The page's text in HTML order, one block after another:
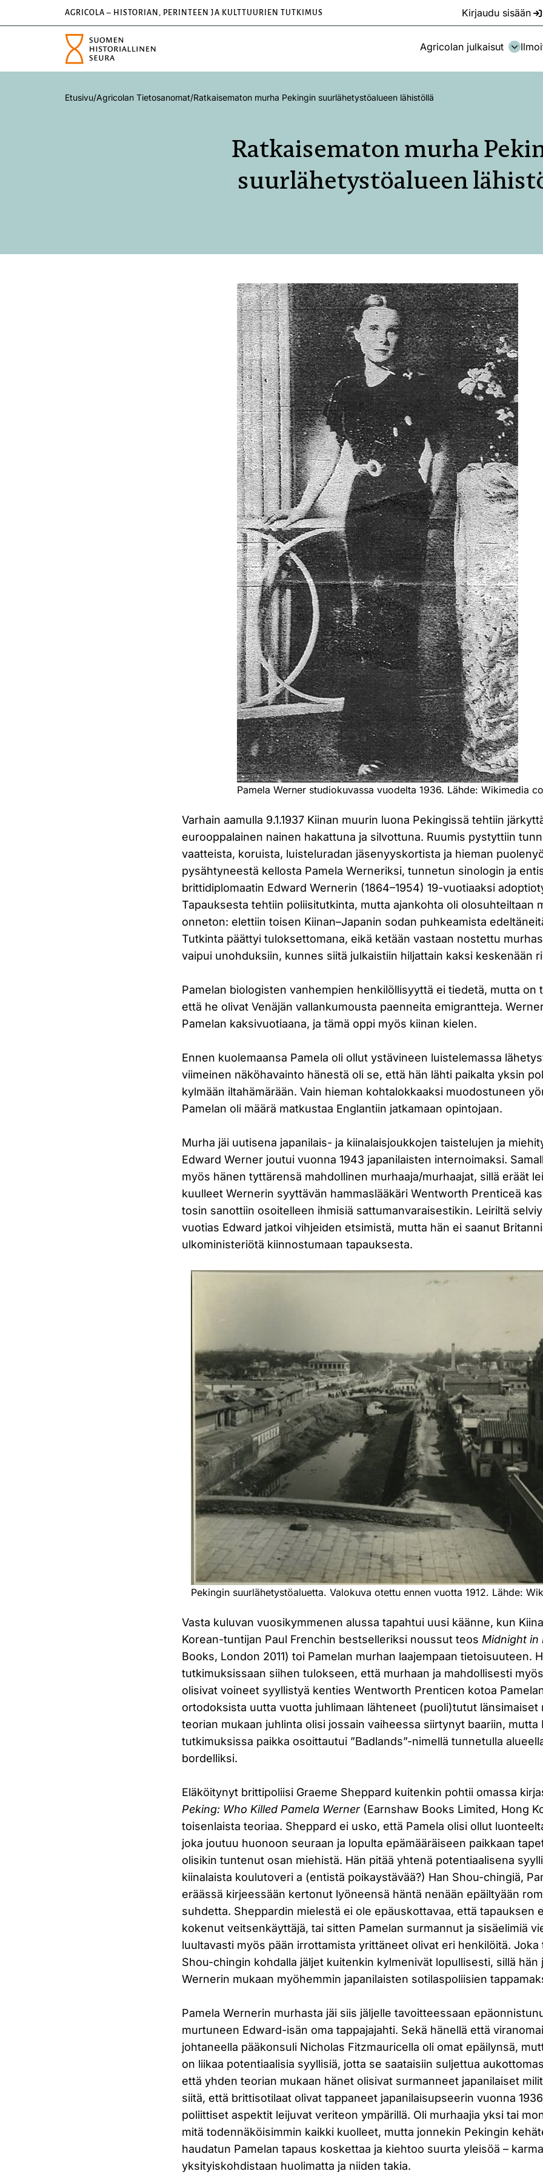
AGRICOLA – HISTORIAN, PERINTEEN JA KULTTUURIEN TUTKIMUS Kirjaudu sisään
Agricolan julkaisut
Etusivu/Agricolan Tietosanomat/Ratkaisematon murha Pekingin suurlähetystöalueen lähistöllä
Ratkaisematon murha
suurlähetystöalueen
Pamela Werner studiokuvassa vuodelta 1936. Lähde: Wikimedia
Varhain aamulla 9.1.1937 Kiinan muurin luona Pekingissä tehtiin
eurooppalainen nainen hakattuna ja silvottuna. Ruumis pystyttiin
vaatteista, koruista, luisteluradan jäsenyyskortista ja hieman
pysähtyneestä kellosta Pamela Werneriksi, tunnetun sinologin ja
brittidiplomaatin Edward Wernerin (1864–1954) 19-vuotiaaksi
Tapauksesta tehtiin poliisitutkinta, mutta ajankohta oli olosuhteiltaan
onneton: elettiin toisen Kiinan–Japanin sodan puhkeamista
Tutkinta päättyi tuloksettomana, eikä ketään vastaan nostettu
vaipui unohduksiin, kunnes siitä julkaistiin hiljattain kaksi keskenään
Pamelan biologisten vanhempien henkilöllisyyttä ei tiedetä, mutta on
että he olivat Venäjän vallankumousta paenneita emigrantteja.
Pamelan kaksivuotiaana, ja tämä oppi myös kiinan kielen.
Ennen kuolemaansa Pamela oli ollut ystävineen luistelemassa
viimeinen näköhavainto hänestä oli se, että hän lähti paikalta yksin
kylmään iltahämärään. Vain hieman kohtalokkaaksi muodostuneen
Pamelan oli määrä matkustaa Englantiin jatkamaan opintojaan.
Murha jäi uutisena japanilais- ja kiinalaisjoukkojen taistelujen ja
Edward Werner joutui vuonna 1943 japanilaisten internoimaksi.
myös hänen tyttärensä mahdollinen murhaaja/murhaajat, sillä eräät
kuulleet Wernerin syyttävän hammaslääkäri Wentworth Prenticeä
tosin sanottiin osoitelleen ihmisiä sattumanvaraisestikin. Leiriltä
vuotias Edward jatkoi vihjeiden etsimistä, mutta hän ei saanut
ulkoministeriötä kiinnostumaan tapauksesta.
Pekingin suurlähetystöaluetta. Valokuva otettu ennen vuotta 1912. Lähde:
Vasta kuluvan vuosikymmenen alussa tapahtui uusi käänne, kun
Korean-tuntijan Paul Frenchin bestselleriksi noussut teos Midnight in
Books, London 2011) toi Pamelan murhan laajempaan tietoisuuteen.
tutkimuksissaan siihen tulokseen, että murhaan ja mahdollisesti
olisivat voineet syyllistyä kenties Wentworth Prenticen kotoa
ortodoksista uutta vuotta juhlimaan lähteneet (puoli)tutut länsimaiset
teorian mukaan juhlinta olisi jossain vaiheessa siirtynyt baariin, mutta
tutkimuksissa paikka osoittautui ”Badlands”-nimellä tunnetulla
bordelliksi.
Eläköitynyt brittipoliisi Graeme Sheppard kuitenkin pohtii omassa
Peking: Who Killed Pamela Werner(Earnshaw Books Limited, Hong
toisenlaista teoriaa. Sheppard ei usko, että Pamela olisi ollut
joka joutuu huonoon seuraan ja lopulta epämääräiseen paikkaan
olisikin tuntenut osan miehistä. Hän pitää yhtenä potentiaalisena
kiinalaista koulutoveri a (entistä poikaystävää?) Han Shou-chingiä,
eräässä kirjeessään kertonut lyöneensä häntä nenään epäiltyään
suhdetta. Sheppardin mielestä ei ole epäuskottavaa, että tapauksen
kokenut veitsenkäyttäjä, tai sitten Pamelan surmannut ja sisäelimiä
luultavasti myös pään irrottamista yrittäneet olivat eri henkilöitä. Joka
Shou-chingin kohdalla jäljet kuitenkin kylmenivät lopullisesti, sillä hän
Wernerin mukaan myöhemmin japanilaisten sotilaspoliisien
Pamela Wernerin murhasta jäi siis jäljelle tavoitteessaan
murtuneen Edward-isän oma tappajajahti. Sekä hänellä että
johtaneella pääkonsuli Nicholas Fitzmauricella oli omat epäilynsä,
on liikaa potentiaalisia syyllisiä, jotta se saataisiin suljettua
että yhden teorian mukaan hänet olisivat surmanneet japanilaiset
siitä, että brittisotilaat olivat tappaneet japanilaisupseerin vuonna
poliittiset aspektit leijuvat veriteon ympärillä. Oli murhaajia yksi tai
mitä todennäköisimmin kaikki kuolleet, mutta jonnekin Pekingin
haudatun Pamelan tapaus koskettaa ja kiehtoo suurta yleisöä –
yksityiskohdistaan huolimatta ja niiden takia.